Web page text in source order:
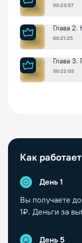
00:23:57
Глава
00:21:25
Глава 3.
00:22:03
Как
День 1
Вы получаете
1₽. Деньги за
День 5